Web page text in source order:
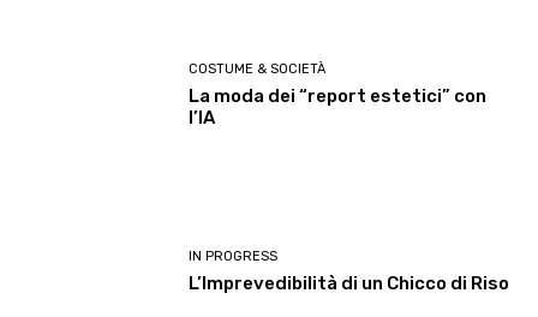
COSTUME & SOCIETÀ
La moda dei “report estetici” con
l’IA
IN PROGRESS
L’Imprevedibilità di un Chicco di Riso